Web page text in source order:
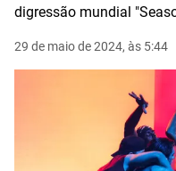
digressão mundial
demonstrou mais uma
29 de maio de 2024, às 5:44